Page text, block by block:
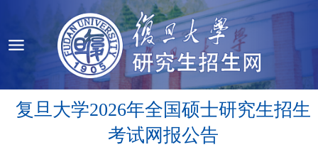
复旦大学2026年全国硕士研究生招生
考试网报公告